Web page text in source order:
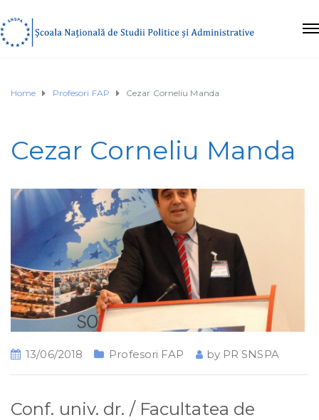
Home Profesori FAP Cezar Corneliu Manda
Cezar Corneliu Manda
13/06/2018 Profesori FAP by PR SNSPA
Conf. univ. dr. / Facultatea de